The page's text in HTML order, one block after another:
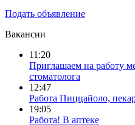
Подать объявление
Вакансии
11:20
Приглашаем на работу
стоматолога
12:47
Работа Пиццайоло,
19:05
Работа! В аптеке